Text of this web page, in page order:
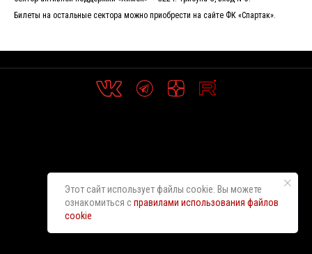
Билеты на остальные сектора можно приобрести на сайте ФК «Спартак».
Этот сайт использует файлы cookie. Вы можете
ознакомиться справилами использования файлов
cookie